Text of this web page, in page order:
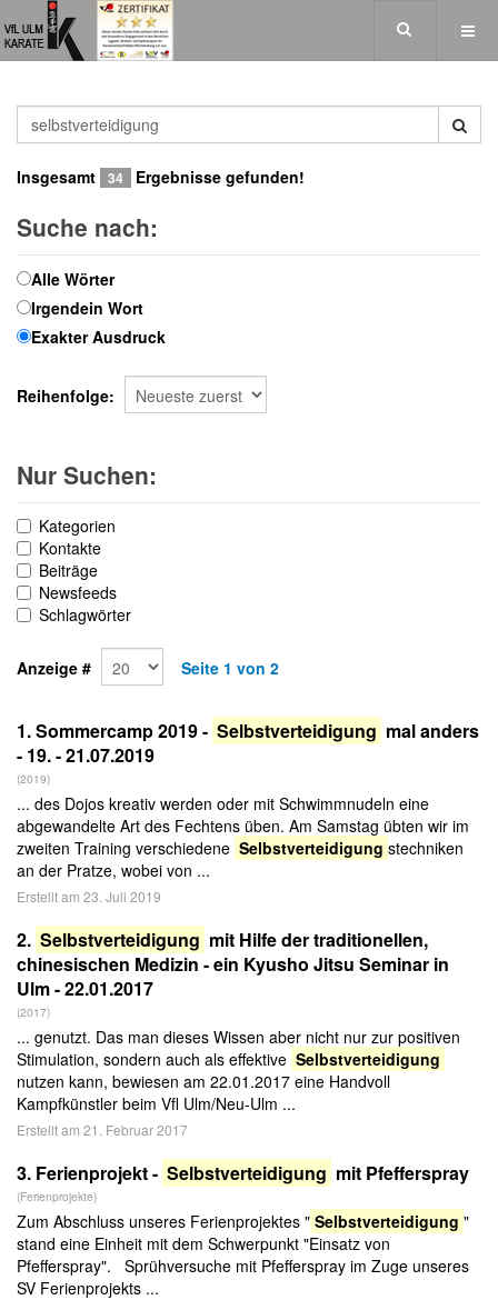
Insgesamt 34 Ergebnisse gefunden!
Suche nach:
Alle Wörter
Irgendein Wort
Exakter Ausdruck
Reihenfolge:
Nur Suchen:
Kategorien
Kontakte
Beiträge
Newsfeeds
Schlagwörter
Anzeige # Seite 1 von 2
1.Sommercamp 2019 - Selbstverteidigung mal anders
- 19. - 21.07.2019
(2019)
... des Dojos kreativ werden oder mit Schwimmnudeln eine
abgewandelte Art des Fechtens üben. Am Samstag übten wir im
zweiten Training verschiedene Selbstverteidigung stechniken
an der Pratze, wobei von ...
Erstellt am 23. Juli 2019
2. Selbstverteidigung mit Hilfe der traditionellen,
chinesischen Medizin - ein Kyusho Jitsu Seminar in
Ulm - 22.01.2017
(2017)
... genutzt. Das man dieses Wissen aber nicht nur zur positiven
Stimulation, sondern auch als effektive Selbstverteidigung
nutzen kann, bewiesen am 22.01.2017 eine Handvoll
Kampfkünstler beim Vfl Ulm/Neu-Ulm ...
Erstellt am 21. Februar 2017
3. Ferienprojekt - Selbstverteidigung mit Pfefferspray
(Ferienprojekte)
Zum Abschluss unseres Ferienprojektes " Selbstverteidigung "
stand eine Einheit mit dem Schwerpunkt "Einsatz von
Pfefferspray". Sprühversuche mit Pfefferspray im Zuge unseres
SV Ferienprojekts ...